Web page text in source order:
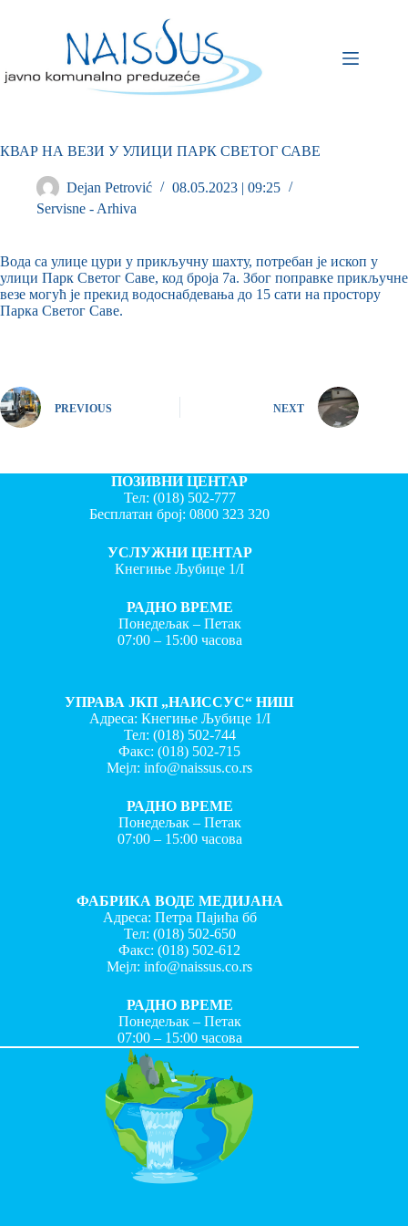
КВАР НА ВЕЗИ У УЛИЦИ ПАРК СВЕТОГ САВЕ
Dejan Petrović
08.05.2023 | 09:25
Servisne - Arhiva
Вода са улице цури у прикључну шахту, потребан је ископ у
улици Парк Светог Саве, код броја 7а. Због поправке прикључне
везе могућ је прекид водоснабдевања до 15 сати на простору
Парка Светог Саве.
PREVIOUS NEXT
ПОЗИВНИ ЦЕНТАР
Тел: (018) 502-777
Бесплатан број:0800 323 320
УСЛУЖНИ ЦЕНТАР
Кнегиње Љубице 1/I
РАДНО ВРЕМЕ
Понедељак – Петак
07:00 – 15:00 часова
УПРАВА ЈКП „НАИССУС“ НИШ
Адреса: Кнегиње Љубице 1/I
Тел: (018) 502-744
Факс:(018) 502-715
Мејл:info@naissus.co.rs
РАДНО ВРЕМЕ
Понедељак – Петак
07:00 – 15:00 часова
ФАБРИКА ВОДЕ МЕДИЈАНА
Адреса: Петра Пајића бб
Тел: (018) 502-650
Факс:(018) 502-612
Мејл:info@naissus.co.rs
РАДНО ВРЕМЕ
Понедељак – Петак
07:00 – 15:00 часова